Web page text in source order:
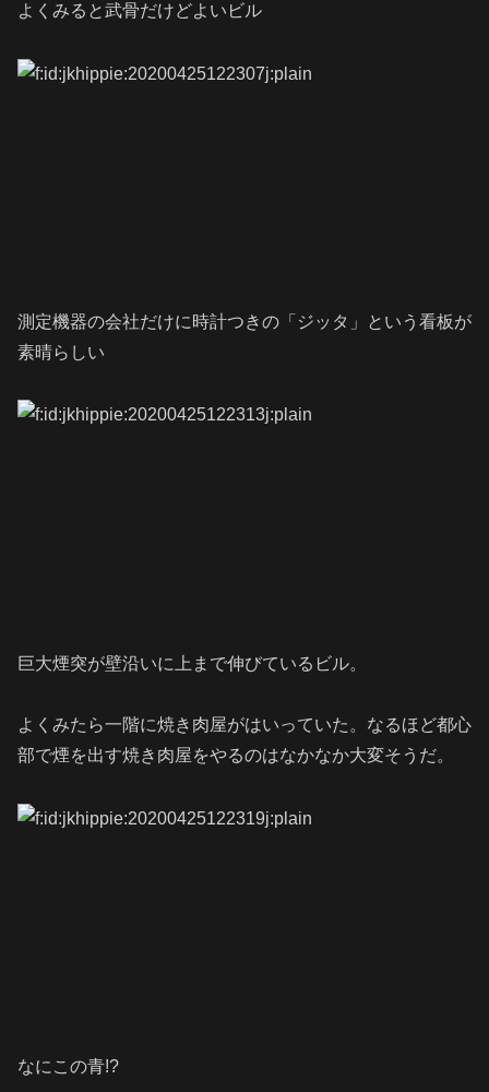
よくみると武骨だけどよいビル
測定機器の会社だけに時計つきの「ジッタ」という看板が
素晴らしい
巨大煙突が壁沿いに上まで伸びているビル。
よくみたら一階に焼き肉屋がはいっていた。なるほど都心
部で煙を出す焼き肉屋をやるのはなかなか大変そうだ。
なにこの青!?